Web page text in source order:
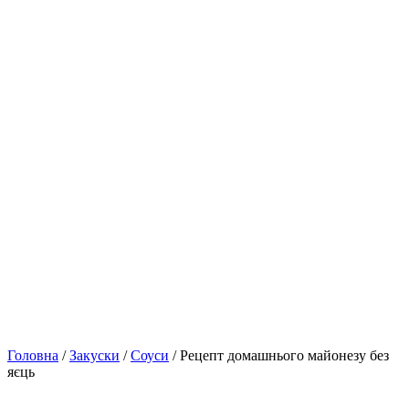
Головна /Закуски /Соуси / Рецепт домашнього майонезу без
яєць